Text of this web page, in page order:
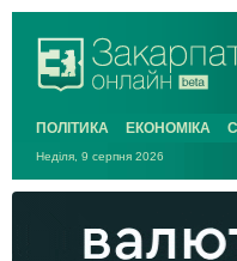
ПОЛІТИКА ЕКОНОМІКА
Неділя, 9 серпня 2026